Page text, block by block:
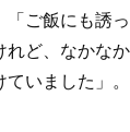
ご飯にも誘
ど、なかな
いました」